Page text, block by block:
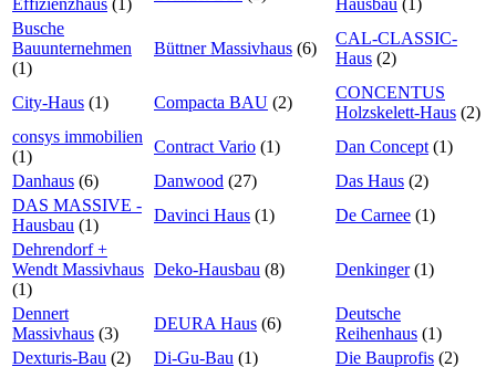
Busche
Bauunternehmen
(1)
Büttner Massivhaus (6)
CAL-CLASSIC-
Haus (2)
City-Haus (1) Compacta BAU (2)
CONCENTUS
Holzskelett-Haus (2)
consys immobilien
(1)
Contract Vario (1) Dan Concept (1)
Danhaus (6) Danwood (27) Das Haus (2)
DAS MASSIVE -
Hausbau (1)
Davinci Haus (1) De Carnee (1)
Dehrendorf +
Wendt Massivhaus
(1)
Deko-Hausbau (8) Denkinger (1)
Dennert
Massivhaus (3)
DEURA Haus (6)
Deutsche
Reihenhaus (1)
Dexturis-Bau (2) Di-Gu-Bau (1) Die Bauprofis (2)